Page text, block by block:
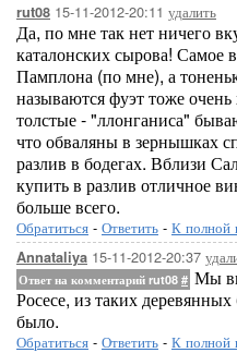
rut08 15-11-2012-20:11 удалить
Да, по мне так нет ничего
каталонских сырова! Самое
Памплона (по мне), а
называются фуэт тоже
толстые - "ллонганиса"
что обваляны в зернышках
разлив в бодегах. Вблизи
купить в разлив отличное
больше всего.
Обратиться - Ответить - К полной
Annataliya 15-11-2012-20:37
Ответ на комментарий rut08 # Мы
Росесе, из таких
было.
Обратиться - Ответить - К полной